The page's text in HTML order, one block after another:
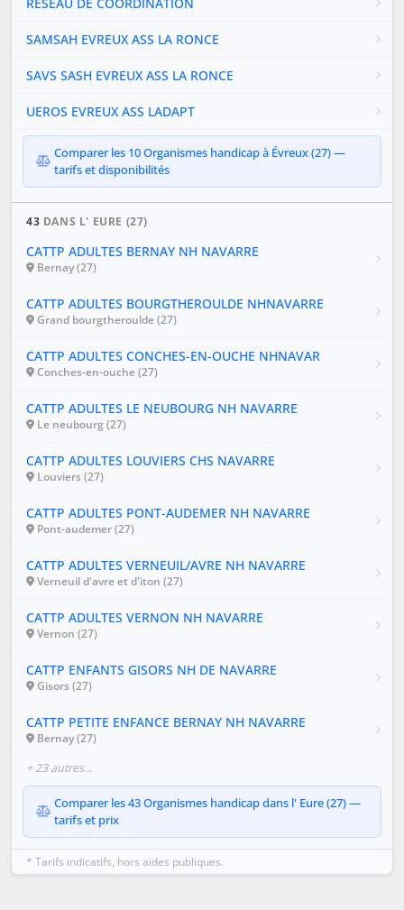
SAMSAH EVREUX ASS LA RONCE
SAVS SASH EVREUX ASS LA RONCE
UEROS EVREUX ASS LADAPT
Comparer les 10 Organismes handicap à Évreux (27) —
tarifs et disponibilités
43 DANS L' EURE (27)
CATTP ADULTES BERNAY NH NAVARRE
Bernay (27)
CATTP ADULTES BOURGTHEROULDE NHNAVARRE
Grand bourgtheroulde (27)
CATTP ADULTES CONCHES-EN-OUCHE NHNAVAR
Conches-en-ouche (27)
CATTP ADULTES LE NEUBOURG NH NAVARRE
Le neubourg (27)
CATTP ADULTES LOUVIERS CHS NAVARRE
Louviers (27)
CATTP ADULTES PONT-AUDEMER NH NAVARRE
Pont-audemer (27)
CATTP ADULTES VERNEUIL/AVRE NH NAVARRE
Verneuil d'avre et d'iton (27)
CATTP ADULTES VERNON NH NAVARRE
Vernon (27)
CATTP ENFANTS GISORS NH DE NAVARRE
Gisors (27)
CATTP PETITE ENFANCE BERNAY NH NAVARRE
Bernay (27)
+ 23 autres…
Comparer les 43 Organismes handicap dans l' Eure (27) —
tarifs et prix
* Tarifs indicatifs, hors aides publiques.